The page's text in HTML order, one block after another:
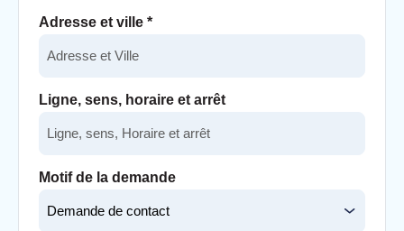
Adresse et ville *
Ligne, sens, horaire et arrêt
Motif de la demande